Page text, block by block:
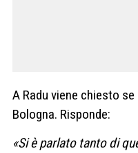
A Radu viene chiesto
Bologna. Risponde:
«Si è parlato tanto di